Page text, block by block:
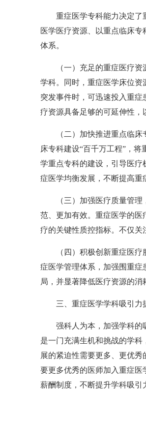
重症医学专科能力决定了
医学医疗资源、以重点临床
体系。
（一）充足的重症医疗
学科。同时，重症医学床位
突发事件时，可迅速投入重症
疗资源具备足够的可延伸性，
（二）加快推进重点临
床专科建设“百千万工程”，
学重点专科的建设，引导医
症医学均衡发展，不断提高重
（三）加强医疗质量管
范、更加有效。重症医学的
疗的关键性质控指标。不仅关
（四）积极创新重症医
症医学管理体系，加强围重
局，并显著降低医疗资源的消
三、重症医学学科吸引
强科人为本，加强学科的
是一门充满生机和挑战的学
展的紧迫性需要更多、更优
要更多优秀的医师加入重症
薪酬制度，不断提升学科吸引